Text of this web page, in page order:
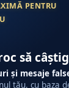
PENTRU
să
și mesaje
tău, cu baza